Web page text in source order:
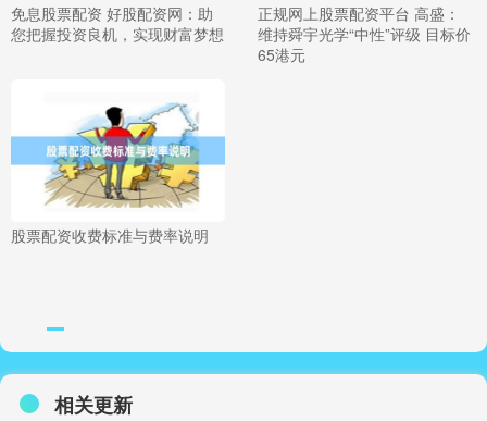
免息股票配资 好股配资网：助
您把握投资良机，实现财富梦想
正规网上股票配资平台 高盛：
维持舜宇光学“中性”评级 目标价
65港元
股票配资收费标准与费率说明
相关更新